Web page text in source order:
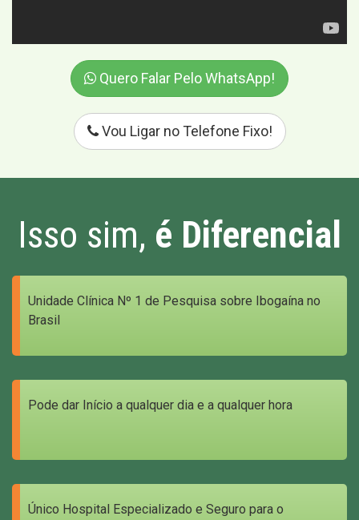
Quero Falar Pelo WhatsApp!
Vou Ligar no Telefone Fixo!
Isso sim, é Diferencial
Unidade Clínica Nº 1 de Pesquisa sobre Ibogaína no
Brasil
Pode dar Início a qualquer dia e a qualquer hora
Único Hospital Especializado e Seguro para o